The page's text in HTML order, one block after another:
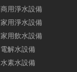
商用淨水設備
家用淨水設備
家用飲水設備
電解水設備
水素水設備